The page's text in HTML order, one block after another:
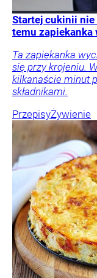
Startej cukinii nie
temu
Ta zapiekanka
się przy krojeniu.
kilkanaście minut
składnikami.
PrzepisyŻywienie